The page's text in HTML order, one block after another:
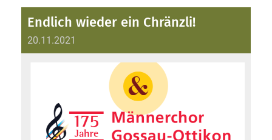
Endlich wieder ein Chränzli!
20.11.2021